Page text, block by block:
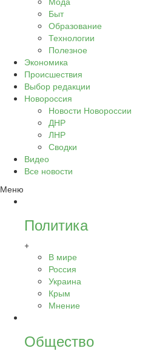
Быт
Образование
Технологии
Полезное
Экономика
Происшествия
Выбор редакции
Новороссия
Новости Новороссии
ДНР
ЛНР
Сводки
Видео
Все новости
Меню
Политика
+
В мире
Россия
Украина
Крым
Мнение
Общество